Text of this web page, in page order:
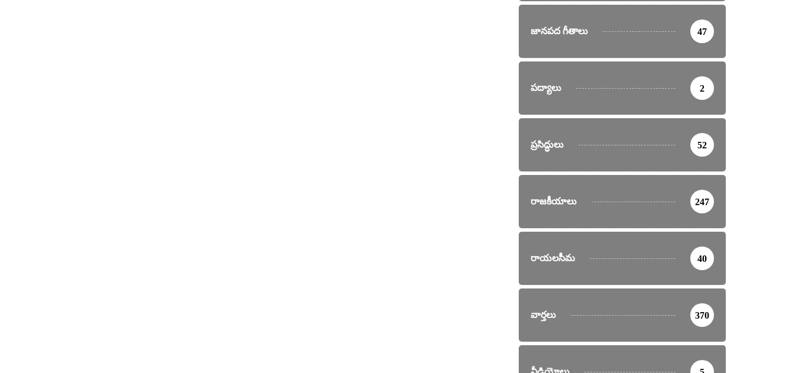
జానపద గీతాలు 47
పద్యాలు 2
ప్రసిద్ధులు 52
రాజకీయాలు 247
రాయలసీమ 40
వార్తలు 370